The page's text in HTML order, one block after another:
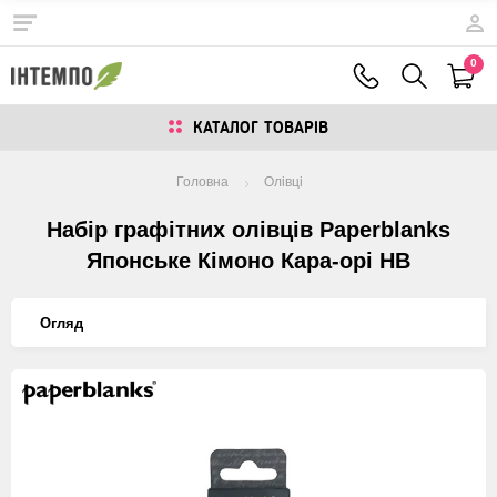
0
КАТАЛОГ ТОВАРIВ
Головна Олiвцi
Набір графітних олівців Paperblanks
Японське Кімоно Кара-орі HB
Огляд
Изображения